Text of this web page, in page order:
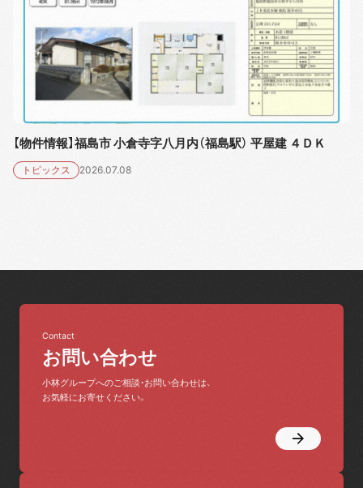
【物件情報】福島市 小倉寺字八月内（福島駅） 平屋建 ４ＤＫ
トピックス 2026.07.08
お問い合わせ
Contact
小林グループへのご相談・お問い合わせは、
お気軽にお寄せください。